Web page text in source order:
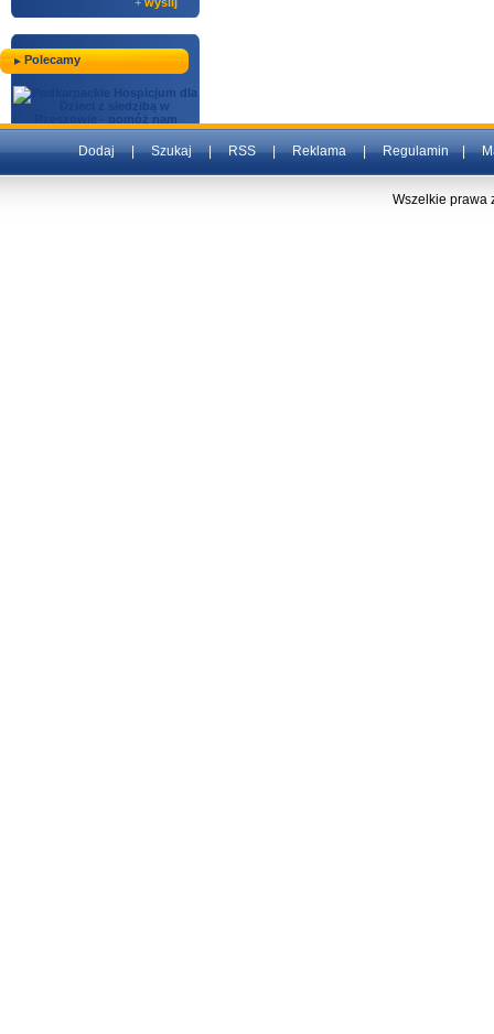
Polecamy
Dodaj|Szukaj|RSS|Reklama|Regulamin|
Wszelkie prawa